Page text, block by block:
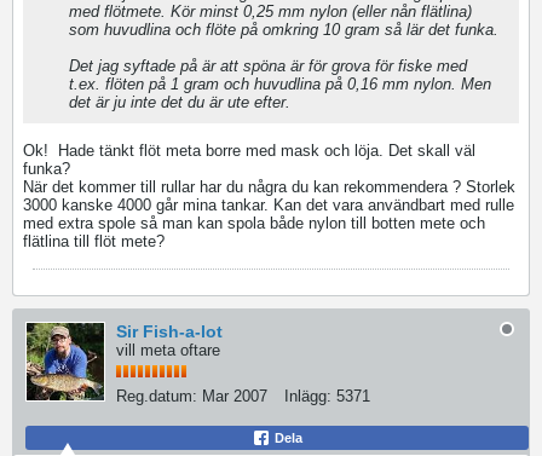
med flötmete. Kör minst 0,25 mm nylon (eller nån flätlina)
som huvudlina och flöte på omkring 10 gram så lär det funka.
Det jag syftade på är att spöna är för grova för fiske med
t.ex. flöten på 1 gram och huvudlina på 0,16 mm nylon. Men
det är ju inte det du är ute efter.
Ok!
Hade tänkt flöt meta borre med mask och löja. Det skall väl
funka?
När det kommer till rullar har du några du kan rekommendera ? Storlek
3000 kanske 4000 går mina tankar. Kan det vara användbart med rulle
med extra spole så man kan spola både nylon till botten mete och
flätlina till flöt mete?
Sir Fish-a-lot
vill meta oftare
Reg.datum: Mar 2007 Inlägg: 5371
Dela